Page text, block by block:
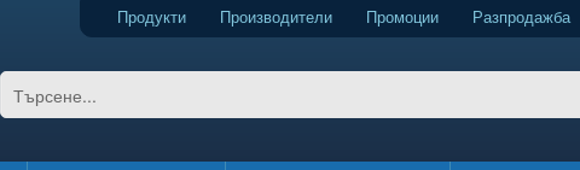
Продукти Производители Промоции Разпродажба